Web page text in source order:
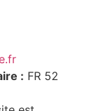
: FR 52